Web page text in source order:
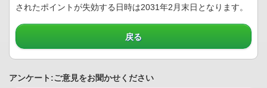
されたポイントが失効する日時は2031年2月末日となります。
戻る
アンケート:ご意見をお聞かせください